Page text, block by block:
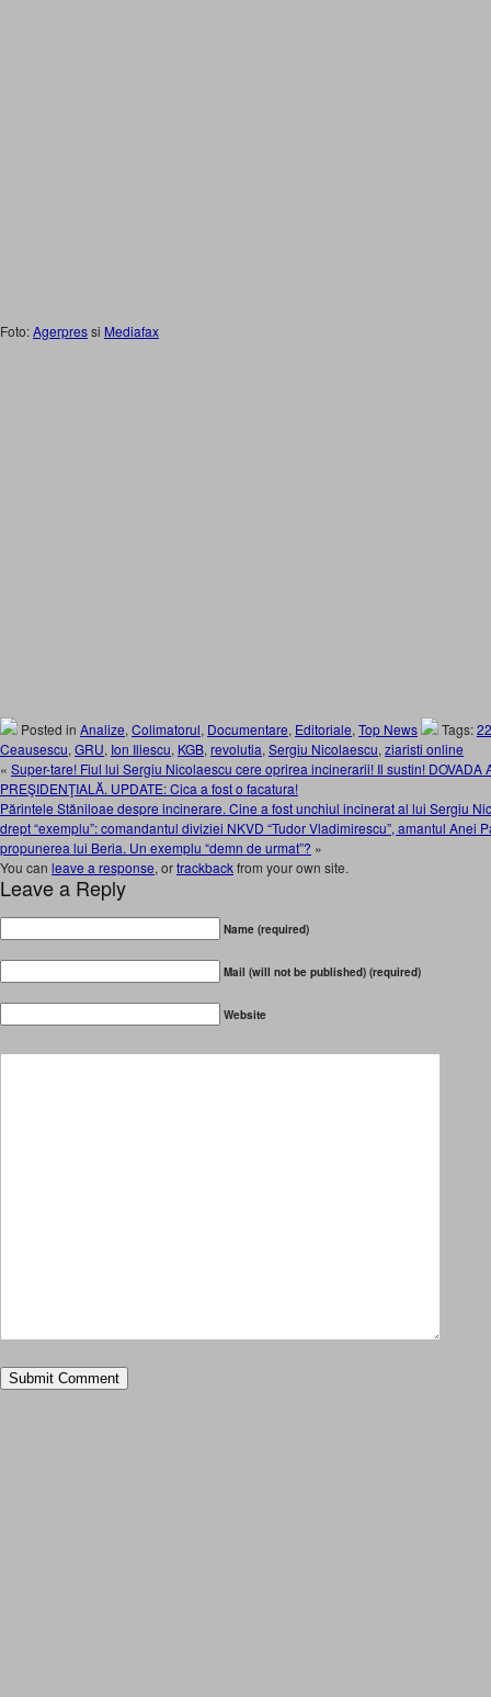
Foto:Agerpressi Mediafax
Posted in Analize, Colimatorul, Documentare, Editoriale, Top News Tags:
Ceausescu, GRU, Ion Iliescu, KGB, revolutia, Sergiu Nicolaescu, ziaristi online
« Super-tare! Fiul lui Sergiu Nicolaescu cere oprirea incinerarii! Il sustin! DOVADA
PREŞIDENŢIALĂ. UPDATE: Cica a fost o facatura!
Părintele Stăniloae despre incinerare. Cine a fost unchiul incinerat al lui Sergiu
drept “exemplu”: comandantul diviziei NKVD “Tudor Vladimirescu”, amantul Anei
propunerea lui Beria. Un exemplu “demn de urmat”? »
You can leave a response, ortrackbackfrom your own site.
Leave a Reply
Name (required)
Mail (will not be published) (required)
Website